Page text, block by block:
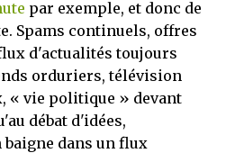
par exemple, et donc de
Spams continuels, offres
d'actualités toujours
orduriers, télévision
« vie politique » devant
débat d'idées,
dans un flux